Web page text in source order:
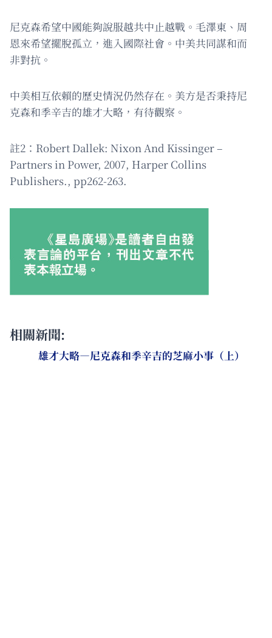
尼克森希望中國能夠說服越共中止越戰。毛澤東、周
恩來希望擺脫孤立，進入國際社會。中美共同謀和而
非對抗。
中美相互依賴的歷史情況仍然存在。美方是否秉持尼
克森和季辛吉的雄才大略，有待觀察。
註2：Robert Dallek: Nixon And Kissinger –
Partners in Power, 2007, Harper Collins
Publishers., pp262-263.
相關新聞:
雄才大略—尼克森和季辛吉的芝麻小事（上）